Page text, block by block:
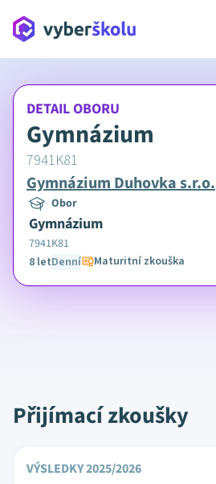
DETAIL OBORU
Gymnázium
7941K81
Gymnázium Duhovka s.r.o.
Obor
Gymnázium
7941K81
8 letDenní Maturitní zkouška
Přijímací zkoušky
VÝSLEDKY 2025/2026